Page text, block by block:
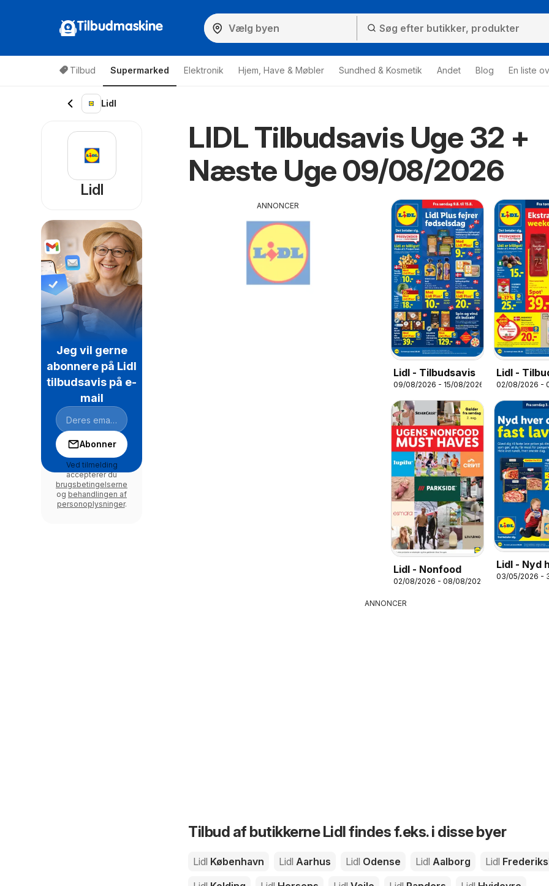
Tilbudmaskine
Tilbud Supermarked Elektronik Hjem, Have & Møbler Sundhed & Kosmetik Andet Blog En liste
Lidl
LIDL Tilbudsavis Uge 32 +
Næste Uge 09/08/2026
ANNONCER
Lidl - Tilbudsavis
09/08/2026 - 15/08/2026
Lidl -
02/08/2026 -
Lidl - Nonfood
02/08/2026 - 08/08/2026
Lidl - Nyd
dag til
03/05/2026 -
ANNONCER
Tilbud af butikkerne Lidl findes f.eks. i disse byer
Lidl København Lidl Aarhus Lidl Odense Lidl Aalborg Lidl
Lidl
Jeg vil gerne
abonnere på Lidl
tilbudsavis på e-
mail
Abonner
Ved tilmelding
accepterer du
brugsbetingelserne
og behandlingen af
personoplysninger.